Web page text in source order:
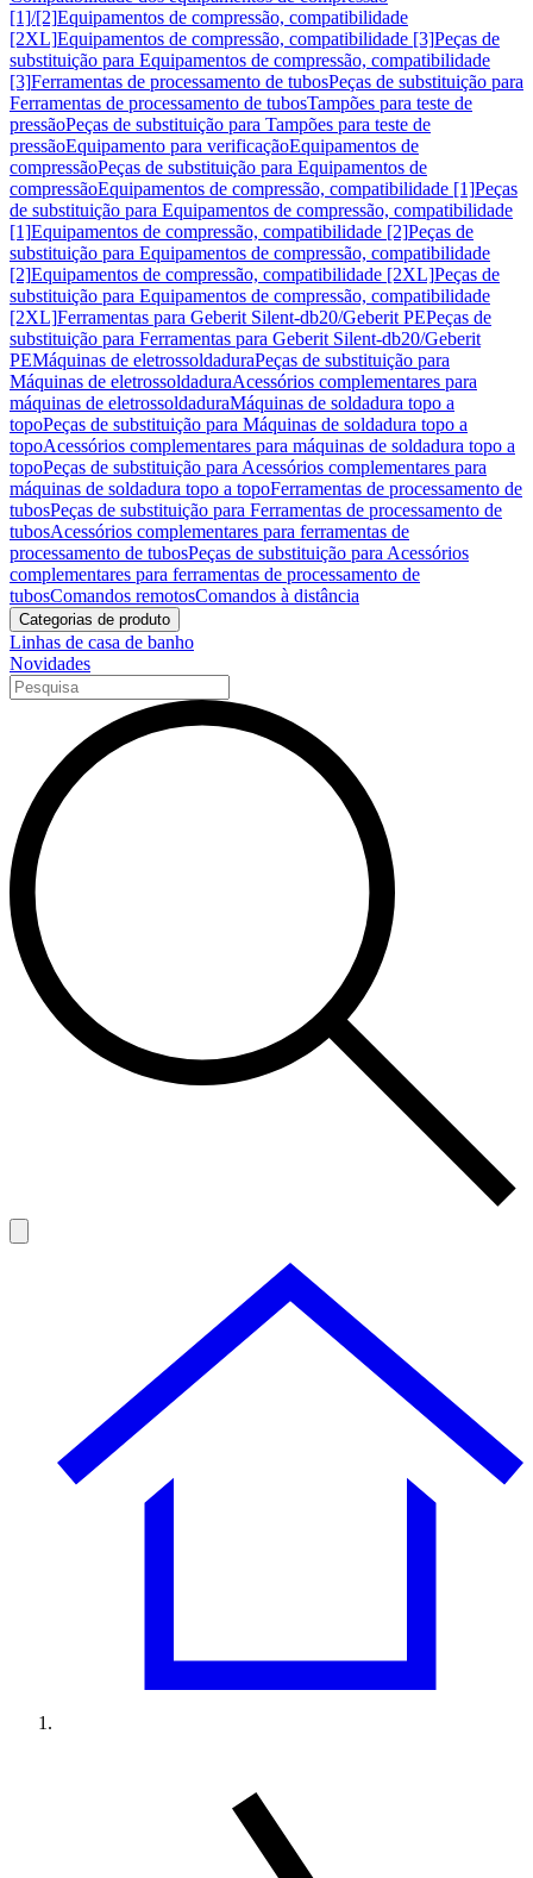
[1]/[2]Equipamentos de compressão, compatibilidade
[2XL]Equipamentos de compressão, compatibilidade [3]Peças de
substituição para Equipamentos de compressão, compatibilidade
[3]Ferramentas de processamento de tubosPeças de substituição para
Ferramentas de processamento de tubosTampões para teste de
pressãoPeças de substituição para Tampões para teste de
pressãoEquipamento para verificaçãoEquipamentos de
compressãoPeças de substituição para Equipamentos de
compressãoEquipamentos de compressão, compatibilidade [1]Peças
de substituição para Equipamentos de compressão, compatibilidade
[1]Equipamentos de compressão, compatibilidade [2]Peças de
substituição para Equipamentos de compressão, compatibilidade
[2]Equipamentos de compressão, compatibilidade [2XL]Peças de
substituição para Equipamentos de compressão, compatibilidade
[2XL]Ferramentas para Geberit Silent-db20/Geberit PEPeças de
substituição para Ferramentas para Geberit Silent-db20/Geberit
PEMáquinas de eletrossoldaduraPeças de substituição para
Máquinas de eletrossoldaduraAcessórios complementares para
máquinas de eletrossoldaduraMáquinas de soldadura topo a
topoPeças de substituição para Máquinas de soldadura topo a
topoAcessórios complementares para máquinas de soldadura topo a
topoPeças de substituição para Acessórios complementares para
máquinas de soldadura topo a topoFerramentas de processamento de
tubosPeças de substituição para Ferramentas de processamento de
tubosAcessórios complementares para ferramentas de
processamento de tubosPeças de substituição para Acessórios
complementares para ferramentas de processamento de
tubosComandos remotosComandos à distância
Categorias de produto
Linhas de casa de banho
Novidades